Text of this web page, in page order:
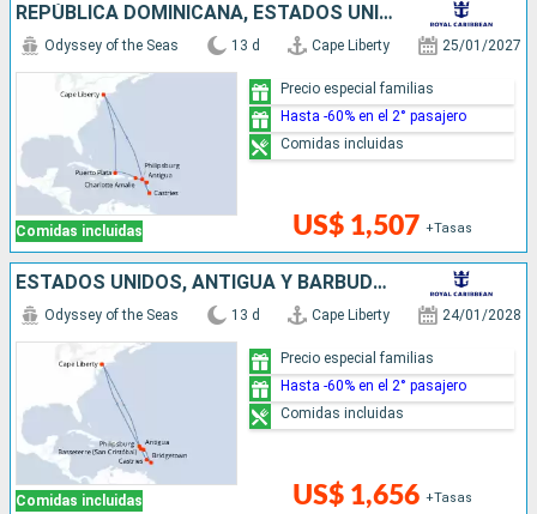
REPÚBLICA DOMINICANA, ESTADOS UNIDOS, ANTIGUA Y BARBUDA, SANTA LUCIA, SAN MARTÍN
Comidas incluidas
Odyssey of the Seas 13 d Cape Liberty 25/01/2027
US$ 1,507 +Tasas
Precio especial familias
Hasta -60% en el 2° pasajero
Comidas incluidas
ESTADOS UNIDOS, ANTIGUA Y BARBUDA, BARBADOS, SANTA LUCIA, SAN MARTÍN
Comidas incluidas
Odyssey of the Seas 13 d Cape Liberty 24/01/2028
US$ 1,656 +Tasas
Precio especial familias
Hasta -60% en el 2° pasajero
Comidas incluidas